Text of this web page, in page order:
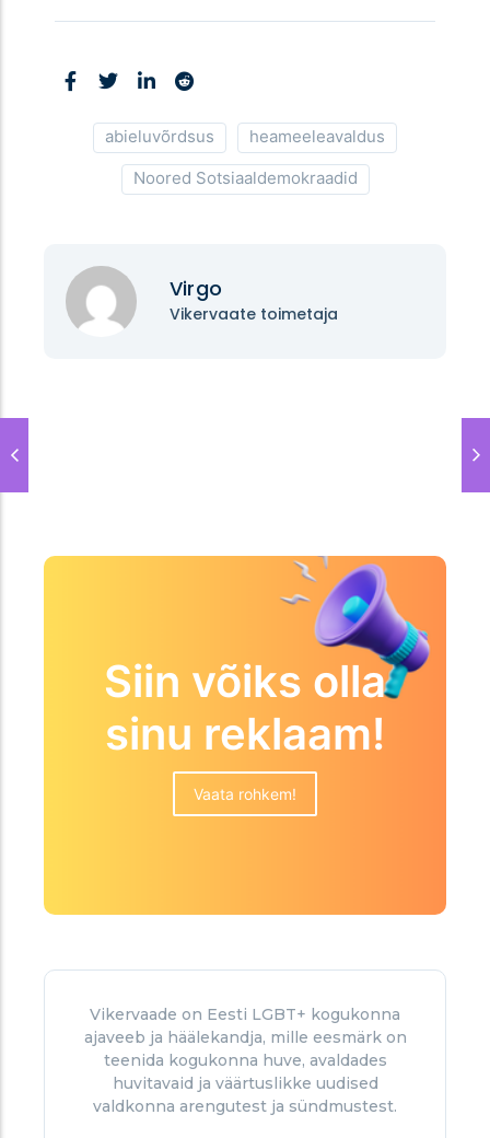
abieluvõrdsus
heameeleavaldus
Noored Sotsiaaldemokraadid
Virgo
Vikervaate toimetaja
Siin võiks olla
sinu reklaam!
Vaata rohkem!
Vikervaade on Eesti LGBT+ kogukonna
ajaveeb ja häälekandja, mille eesmärk on
teenida kogukonna huve, avaldades
huvitavaid ja väärtuslikke uudised
valdkonna arengutest ja sündmustest.